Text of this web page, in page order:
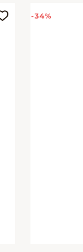
-34%